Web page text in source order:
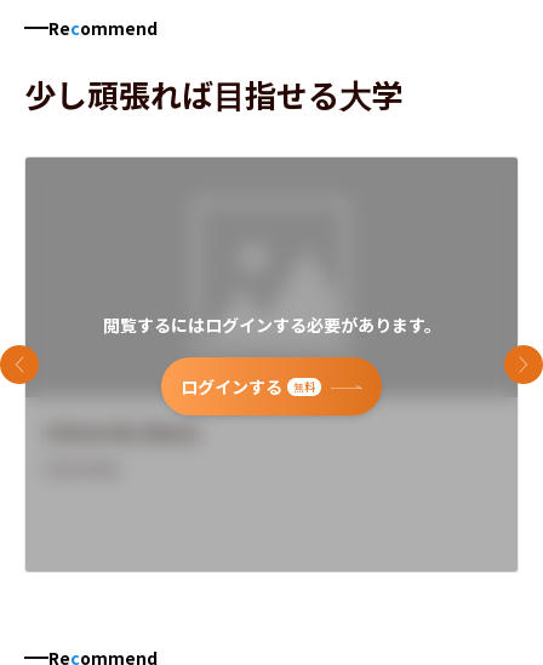
Recommend
少し頑張れば目指せる大学
閲覧するにはログインする必要があります。
ログインする 無料
前のスライド 次
Recommend